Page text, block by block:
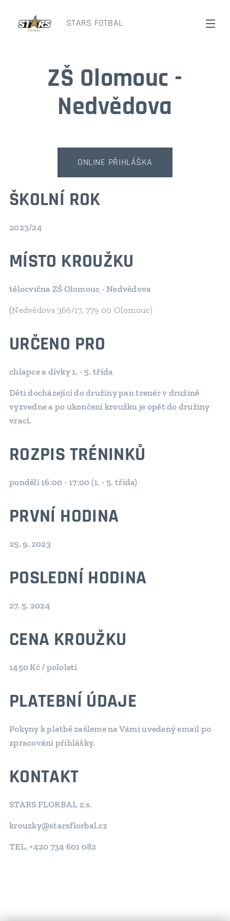
STARS FOTBAL
ZŠ Olomouc -
Nedvědova
ONLINE PŘIHLÁŠKA
ŠKOLNÍ ROK
2023/24
MÍSTO KROUŽKU
tělocvična ZŠ Olomouc - Nedvědova
(Nedvědova 366/17, 779 00 Olomouc)
URČENO PRO
chlapce a dívky 1. - 5. třída
Děti docházející do družiny pan trenér v družině
vyzvedne a po ukončení kroužku je opět do družiny
vrací.
ROZPIS TRÉNINKŮ
pondělí 16:00 - 17:00 (1. - 5. třída)
PRVNÍ HODINA
25. 9. 2023
POSLEDNÍ HODINA
27. 5. 2024
CENA KROUŽKU
1450 Kč / pololetí
PLATEBNÍ ÚDAJE
Pokyny k platbě zašleme na Vámi uvedený email po
zpracování přihlášky.
KONTAKT
STARS FLORBAL z.s.
krouzky@starsflorbal.cz
TEL. +420 734 601 082